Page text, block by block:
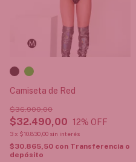
Camiseta de Red
$32.490,00
$36.900,00
12% OFF
3 x $10.830,00 sin interés
$30.865,50 con Transferencia o
depósito